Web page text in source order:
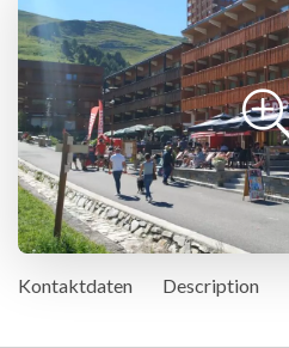
Kontaktdaten Description